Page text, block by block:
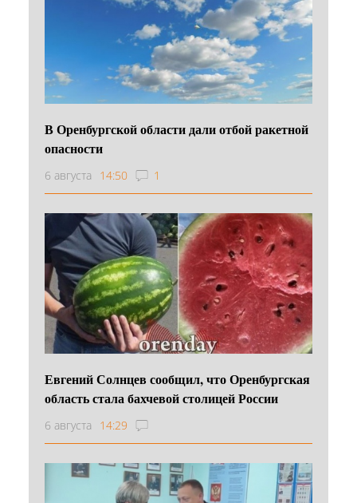
В Оренбургской области дали отбой ракетной
опасности
6 августа 14:50 1
Евгений Солнцев сообщил, что Оренбургская
область стала бахчевой столицей России
6 августа 14:29